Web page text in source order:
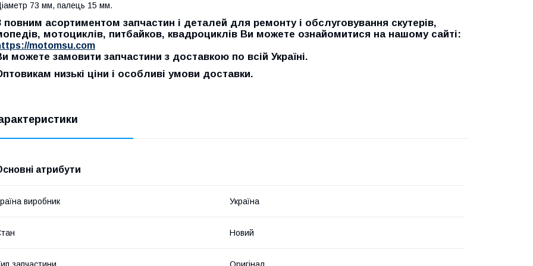
73 мм, палець 15 мм.
повним асортиментом запчастин і деталей для ремонту і обслуговування скутерів,
мотоциклів, питбайков, квадроциклів Ви можете ознайомитися на нашому сайті:
motomsu.com
можете замовити запчастини з доставкою по всій Україні.
низькі ціни і особливі умови доставки.
атрибути
виробник Україна
Новий
запчастини Оригінал